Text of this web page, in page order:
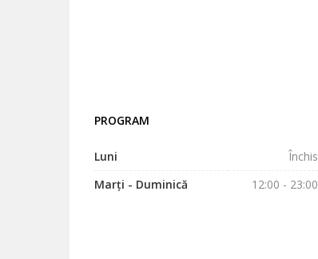
PROGRAM
Luni
Închis
Marți - Duminică
12:00 - 23:00